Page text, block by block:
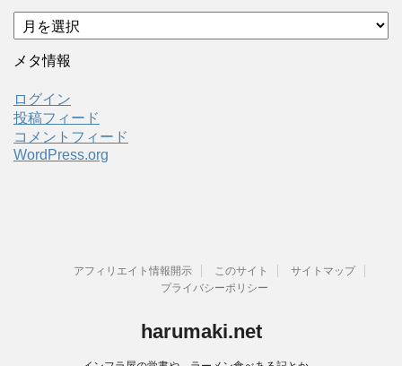
ア
ー
カ
ブ
メタ情報
ログイン
投稿フィード
コメントフィード
WordPress.org
アフィリエイト情報開示 このサイト
サイトマップ
プライバシーポリシー
harumaki.net